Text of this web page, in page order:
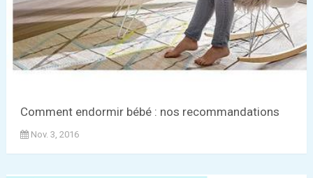
Comment endormir bébé : nos recommandations
Nov. 3, 2016